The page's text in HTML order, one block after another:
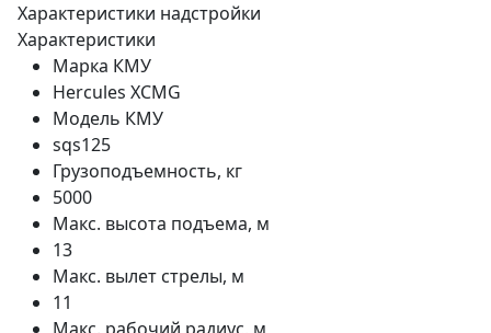
Характеристики надстройки
Характеристики
Марка КМУ
Hercules XCMG
Модель КМУ
sqs125
Грузоподъемность, кг
5000
Макс. высота подъема, м
13
Макс. вылет стрелы, м
11